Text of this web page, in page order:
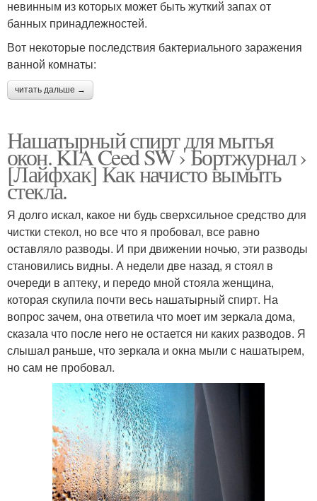
невинным из которых может быть жуткий запах от
банных принадлежностей.
Вот некоторые последствия бактериального заражения
ванной комнаты:
читать дальше →
Нашатырный спирт для мытья
окон. KIA Ceed SW › Бортжурнал ›
[Лайфхак] Как начисто вымыть
стекла.
Я долго искал, какое ни будь сверхсильное средство для
чистки стекол, но все что я пробовал, все равно
оставляло разводы. И при движении ночью, эти разводы
становились видны. А недели две назад, я стоял в
очереди в аптеку, и передо мной стояла женщина,
которая скупила почти весь нашатырный спирт. На
вопрос зачем, она ответила что моет им зеркала дома,
сказала что после него не остается ни каких разводов. Я
слышал раньше, что зеркала и окна мыли с нашатырем,
но сам не пробовал.